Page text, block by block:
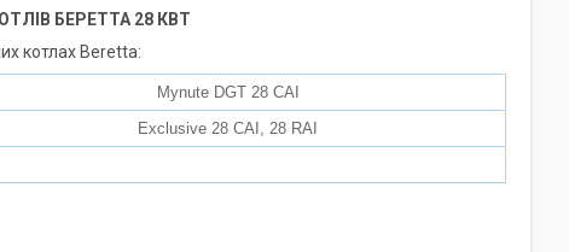
БЕРЕТТА 28 КВТ
котлах Beretta:
Mynute DGT 28 CAI
Exclusive 28 CAI, 28 RAI